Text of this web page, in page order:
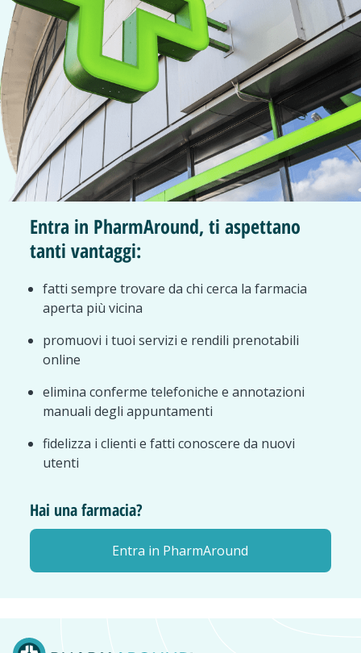
Entra in PharmAround, ti aspettano
tanti vantaggi:
fatti sempre trovare da chi cerca la farmacia
aperta più vicina
promuovi i tuoi servizi e rendili prenotabili
online
elimina conferme telefoniche e annotazioni
manuali degli appuntamenti
fidelizza i clienti e fatti conoscere da nuovi
utenti
Hai una farmacia?
Entra in PharmAround